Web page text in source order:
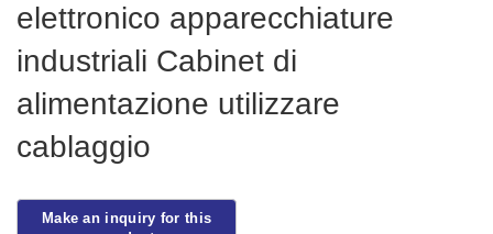
elettronico apparecchiature
industriali Cabinet di
alimentazione utilizzare
cablaggio